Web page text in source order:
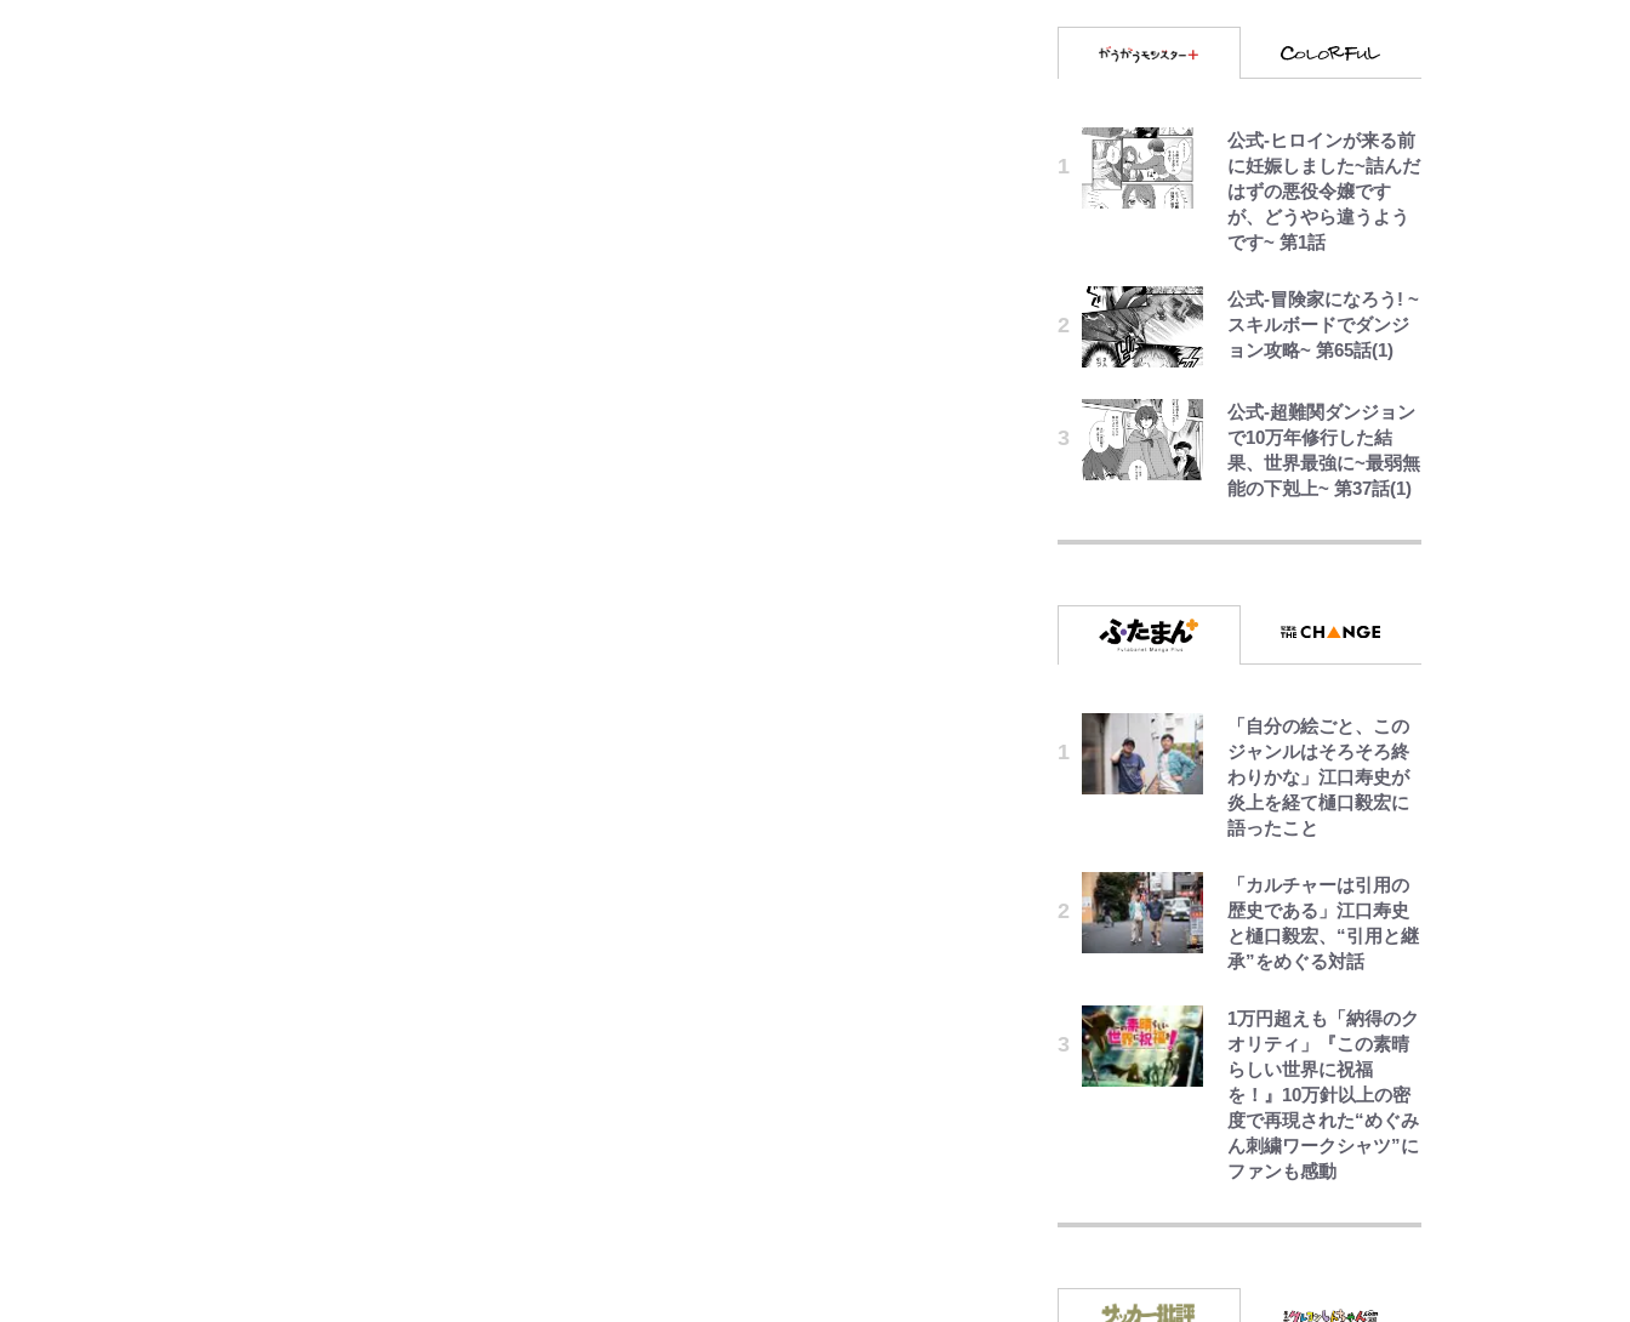
演”ショットに「夫婦で
写ってるの尊い」 長
女はもう23歳
第2子妊娠のてんちむ
ク？」「デカすぎ
て...」“豊胸事情”と“体
重10kg増”も「こんな
公式-ヒロインが来る前
に妊娠しました~詰んだ
はずの悪役令嬢です
が、どうやら違うよう
です~ 第1話
公式-冒険家になろう! ~
スキルボードでダンジ
ョン攻略~ 第65話(1)
公式-超難関ダンジョン
で10万年修行した結
果、世界最強に~最弱無
能の下剋上~ 第37話(1)
1回
第3回 出版までの道の
レビュー『仮面家族』
悠木シュン・著
「自分の絵ごと、この
ジャンルはそろそろ終
わりかな」江口寿史が
炎上を経て樋口毅宏に
語ったこと
「カルチャーは引用の
歴史である」江口寿史
と樋口毅宏、“引用と継
承”をめぐる対話
1万円超えも「納得のク
オリティ」『この素晴
らしい世界に祝福
を！』10万針以上の密
度で再現された“めぐみ
ん刺繍ワークシャツ”に
ファンも感動
ぜ私服なのか…高級ブ